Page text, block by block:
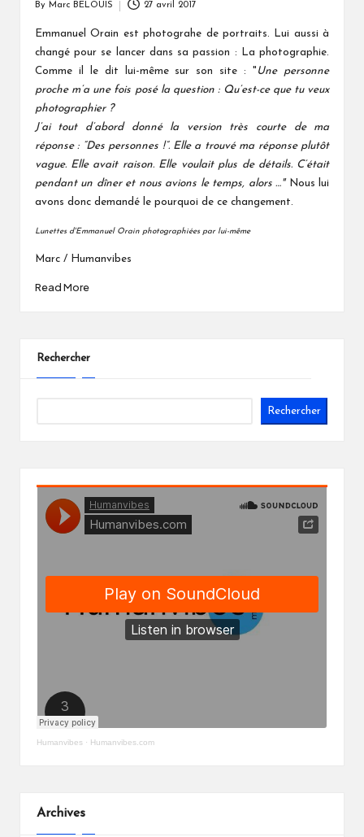
by
By Marc BELOUIS 27 avril 2017
Emmanuel Orain est photograhe de portraits. Lui aussi à
changé pour se lancer dans sa passion : La photographie.
Comme il le dit lui-même sur son site : " Une personne
proche m’a une fois posé la question : Qu’est-ce que tu veux
photographier ?
J’ai tout d’abord donné la version très courte de ma
réponse : “Des personnes !”. Elle a trouvé ma réponse plutôt
vague. Elle avait raison. Elle voulait plus de détails. C’était
pendant un dîner et nous avions le temps, alors …" Nous lui
avons donc demandé le pourquoi de ce changement.
Lunettes d'Emmanuel Orain photographiées par lui-même
Marc / Humanvibes
Read More
Rechercher
Rechercher
Humanvibes · Humanvibes.com
Archives